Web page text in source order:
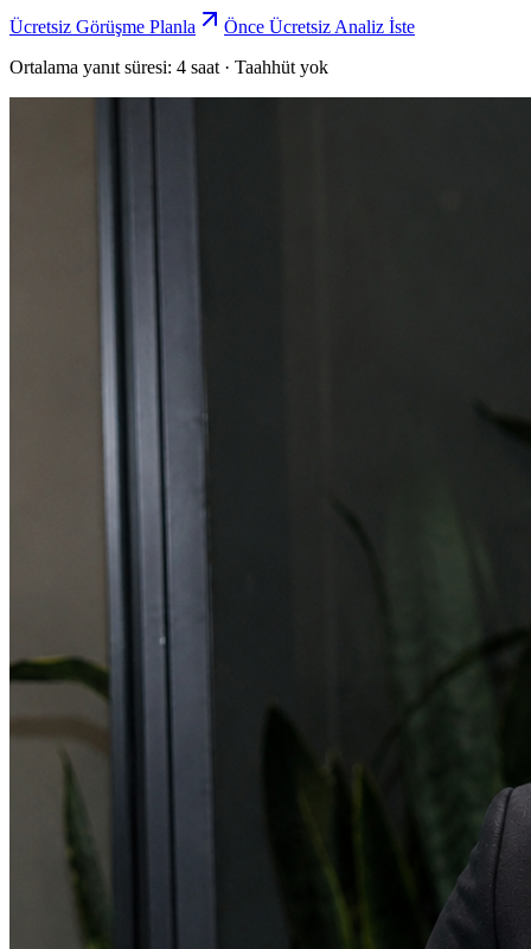
Ücretsiz Görüşme Planla
Önce Ücretsiz Analiz İste
Ortalama yanıt süresi: 4 saat · Taahhüt yok